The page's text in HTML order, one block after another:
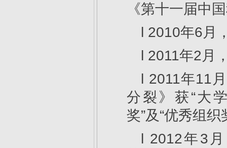
《第十一届中
l 2010年6月
l 2011年2月
l 2011年11
分裂》获“大
奖”及“优秀组织
l 2012年3